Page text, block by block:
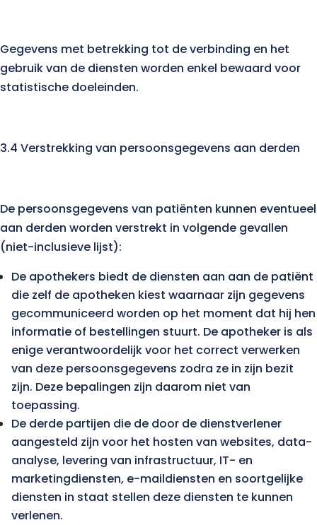
Gegevens met betrekking tot de verbinding en het
gebruik van de diensten worden enkel bewaard voor
statistische doeleinden.
3.4 Verstrekking van persoonsgegevens aan derden
De persoonsgegevens van patiënten kunnen eventueel
aan derden worden verstrekt in volgende gevallen
(niet-inclusieve lijst):
De apothekers biedt de diensten aan aan de patiënt
die zelf de apotheken kiest waarnaar zijn gegevens
gecommuniceerd worden op het moment dat hij hen
informatie of bestellingen stuurt. De apotheker is als
enige verantwoordelijk voor het correct verwerken
van deze persoonsgegevens zodra ze in zijn bezit
zijn. Deze bepalingen zijn daarom niet van
toepassing.
De derde partijen die de door de dienstverlener
aangesteld zijn voor het hosten van websites, data-
analyse, levering van infrastructuur, IT- en
marketingdiensten, e-maildiensten en soortgelijke
diensten in staat stellen deze diensten te kunnen
verlenen.